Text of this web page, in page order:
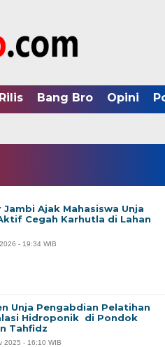
Rilis Bang Bro Opini
Jambi Ajak Mahasiswa Unja
Cegah Karhutla di Lahan
- 19:34 WIB
Unja Pengabdian Pelatihan
Hidroponik di Pondok
Tahfidz
2025 - 16:10 WIB